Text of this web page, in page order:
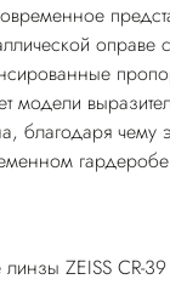
оправе
модели
благодаря чему
гардеробе
ZEISS CR-